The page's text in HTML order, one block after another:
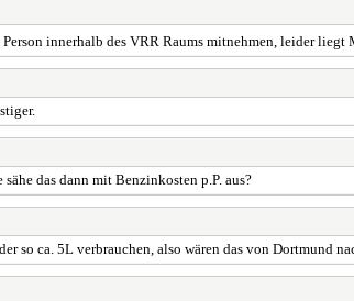
Person innerhalb des VRR Raums mitnehmen, leider
das dann mit Benzinkosten p.P. aus?
so ca. 5L verbrauchen, also wären das von Dortmund